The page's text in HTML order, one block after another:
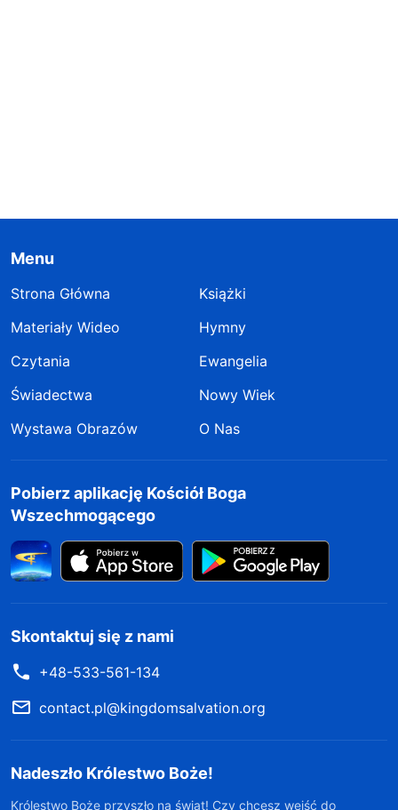
Menu
Strona Główna
Książki
Materiały Wideo
Hymny
Czytania
Ewangelia
Świadectwa
Nowy Wiek
Wystawa Obrazów
O Nas
Pobierz aplikację Kościół Boga
Wszechmogącego
Skontaktuj się z nami
+48-533-561-134
contact.pl@kingdomsalvation.org
Nadeszło Królestwo Boże!
Królestwo Boże przyszło na świat! Czy chcesz wejść do